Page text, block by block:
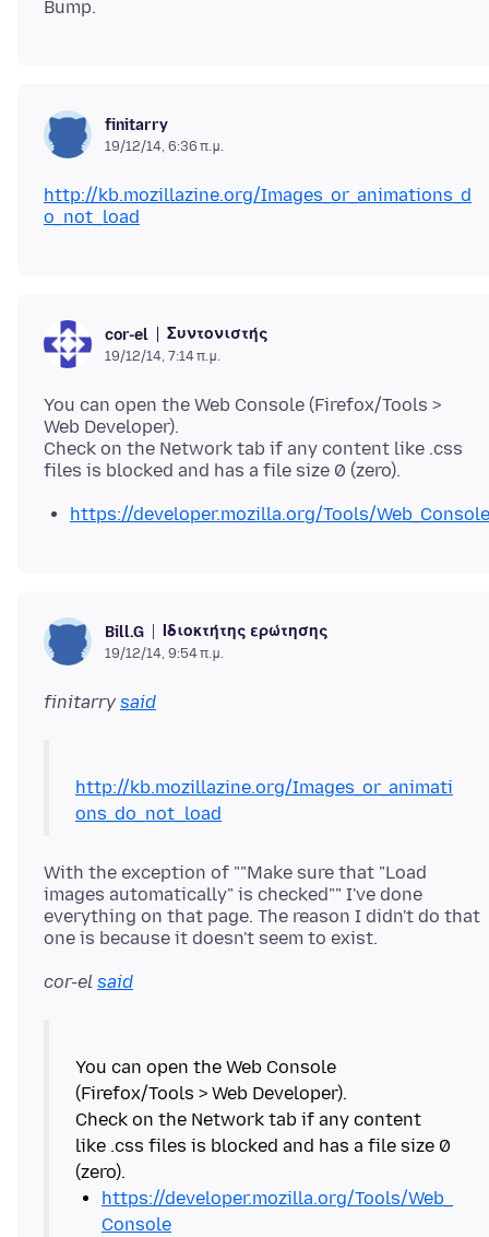
finitarry
19/12/14, 6:36 π.μ.
http://kb.mozillazine.org/Images_or_animations_d
o_not_load
cor-el Συντονιστής
19/12/14, 7:14 π.μ.
You can open the Web Console (Firefox/Tools >
Web Developer).
Check on the Network tab if any content like .css
https://developer.mozilla.org/Tools/Web_Console
Bill.G Ιδιοκτήτης ερώτησης
19/12/14, 9:54 π.μ.
finitarry said
http://kb.mozillazine.org/Images_or_animati
ons_do_not_load
With the exception of ""Make sure that "Load
images automatically" is checked"" I've done
everything on that page. The reason I didn't do that
cor-el said
You can open the Web Console
(Firefox/Tools > Web Developer).
Check on the Network tab if any content
like .css files is blocked and has a file size 0
https://developer.mozilla.org/Tools/Web_
Console